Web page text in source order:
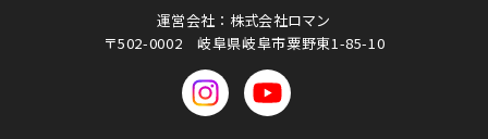
運営会社：株式会社ロマン
〒502-0002岐阜県岐阜市粟野東1-85-10